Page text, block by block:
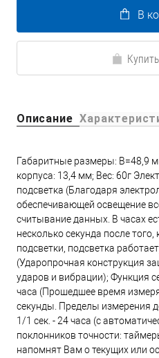
В
Описание
Габаритные размеры: В=48,9
корпуса: 13,4 мм; Вес: 60г
подсветка (Благодаря
обеспечивающей освещение
считывание данных. В часах
несколько секунда после
подсветки, подсветка
(Ударопрочная конструкция
ударов и вибрации); Функция
часа (Прошедшее время
секунды. Пределы измерения
1/1 сек. - 24 часа (с
поклонников точности:
напомнят Вам о текущих или